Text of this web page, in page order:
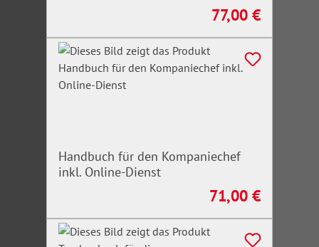
Regulärer Preis:
77,00 €
Handbuch für den Kompaniechef
inkl. Online-Dienst
Regulärer Preis:
71,00 €